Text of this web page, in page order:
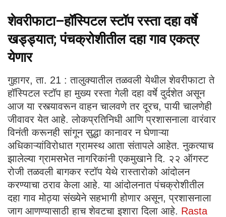
शेवरीफाटा–हॉस्पिटल स्टॉप रस्ता दहा वर्षे
खड्ड्यात; पंचक्रोशीतील दहा गाव एकत्र
येणार
गुहागर, ता. 21 : तालुक्यातील तळवली येथील शेवरीफाटा ते
हॉस्पिटल स्टॉप हा मुख्य रस्ता गेली दहा वर्षे दुर्दशेत असून
आज या रस्त्यावरून वाहन चालवणे तर दूरच, पायी चालणेही
जीवावर येत आहे. लोकप्रतिनिधी आणि प्रशासनाला वारंवार
विनंती करूनही सांगून सुद्धा कानावर न घेणाऱ्या
अधिकाऱ्यांविरोधात ग्रामस्थ आता संतापले आहेत. नुकत्याच
झालेल्या ग्रामसभेत नागरिकांनी एकमुखाने दि. २२ ऑगस्ट
रोजी तळवली बागकर स्टॉप येथे रास्तारोको आंदोलन
करण्याचा ठराव केला आहे. या आंदोलनात पंचक्रोशीतील
दहा गाव मोठ्या संख्येने सहभागी होणार असून, प्रशासनाला
जाग आणण्यासाठी हाच शेवटचा इशारा दिला आहे. Rasta